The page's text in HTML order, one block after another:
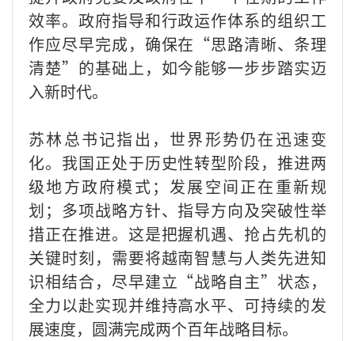
效率。政府指导和行政运作体系的组织工
作应尽早完成，确保在“思路清晰、条理
清楚”的基础上，如今能够一步步踏实迈
入新时代。
苏林总书记指出，世界形势仍在迅速变
化。我国正处于历史性转型阶段，推进两
级地方政府模式；发展空间正在重新规
划；多项战略方针、指导方向及突破性举
措正在推进。这是把握机遇、抢占先机的
关键时刻，需要将越南智慧与人类先进知
识相结合，尽早建立“战略自主”状态，
全力以赴实现并维持高水平、可持续的发
展速度，圆满完成两个百年战略目标。